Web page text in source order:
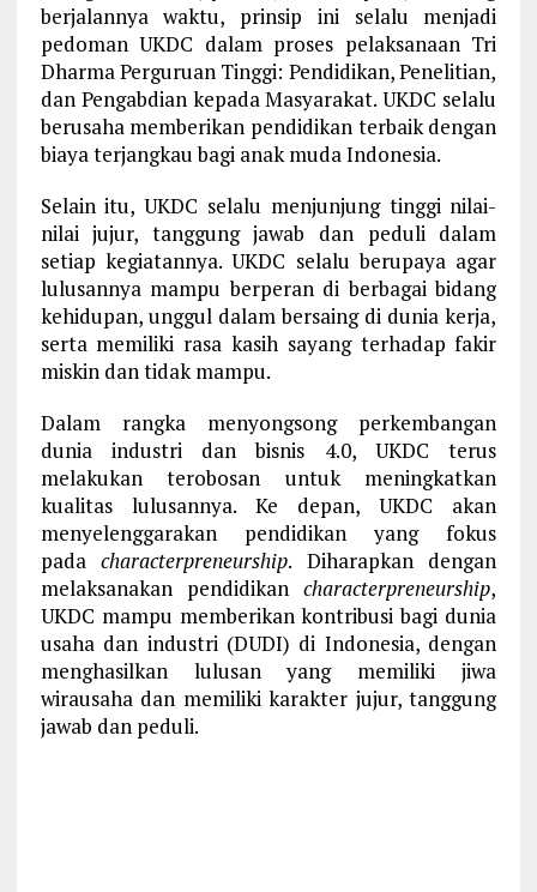
berjalannya waktu, prinsip ini selalu menjadi
pedoman UKDC dalam proses pelaksanaan Tri
Dharma Perguruan Tinggi: Pendidikan, Penelitian,
dan Pengabdian kepada Masyarakat. UKDC selalu
berusaha memberikan pendidikan terbaik dengan
biaya terjangkau bagi anak muda Indonesia.
Selain itu, UKDC selalu menjunjung tinggi nilai-
nilai jujur, tanggung jawab dan peduli dalam
setiap kegiatannya. UKDC selalu berupaya agar
lulusannya mampu berperan di berbagai bidang
kehidupan, unggul dalam bersaing di dunia kerja,
serta memiliki rasa kasih sayang terhadap fakir
miskin dan tidak mampu.
Dalam rangka menyongsong perkembangan
dunia industri dan bisnis 4.0, UKDC terus
melakukan terobosan untuk meningkatkan
kualitas lulusannya. Ke depan, UKDC akan
menyelenggarakan pendidikan yang fokus
padacharacterpreneurship. Diharapkan dengan
melaksanakan pendidikancharacterpreneurship,
UKDC mampu memberikan kontribusi bagi dunia
usaha dan industri (DUDI) di Indonesia, dengan
menghasilkan lulusan yang memiliki jiwa
wirausaha dan memiliki karakter jujur, tanggung
jawab dan peduli.